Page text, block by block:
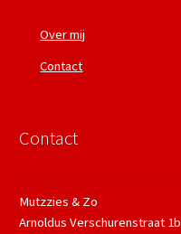
Over mij
Contact
Contact
Mutzzies & Zo
Arnoldus Verschurenstraat 1b